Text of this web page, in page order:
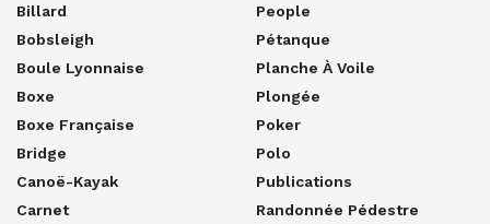
Billard
Bobsleigh
Boule Lyonnaise
Boxe
Boxe Française
Bridge
Canoë-Kayak
Carnet
People
Pétanque
Planche À Voile
Plongée
Poker
Polo
Publications
Randonnée Pédestre